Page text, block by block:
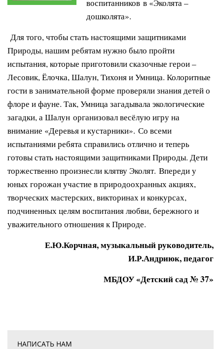
воспитанников в «Эколята –
дошколята».
Для того, чтобы стать настоящими защитниками
Природы, нашим ребятам нужно было пройти
испытания, которые приготовили сказочные герои –
Лесовик, Ёлочка, Шалун, Тихоня и Умница. Колоритные
гости в занимательной форме проверяли знания детей о
флоре и фауне. Так, Умница загадывала экологические
загадки, а Шалун организовал весёлую игру на
внимание «Деревья и кустарники». Со всеми
испытаниями ребята справились отлично и теперь
готовы стать настоящими защитниками Природы. Дети
торжественно произнесли клятву Эколят. Впереди у
юных горожан участие в природоохранных акциях,
творческих мастерских, викторинах и конкурсах,
подчиненных целям воспитания любви, бережного и
уважительного отношения к Природе.
Е.Ю.Корчная, музыкальный руководитель,
И.Р.Андриюк, педагог
МБДОУ «Детский сад № 37»
НАПИСАТЬ НАМ